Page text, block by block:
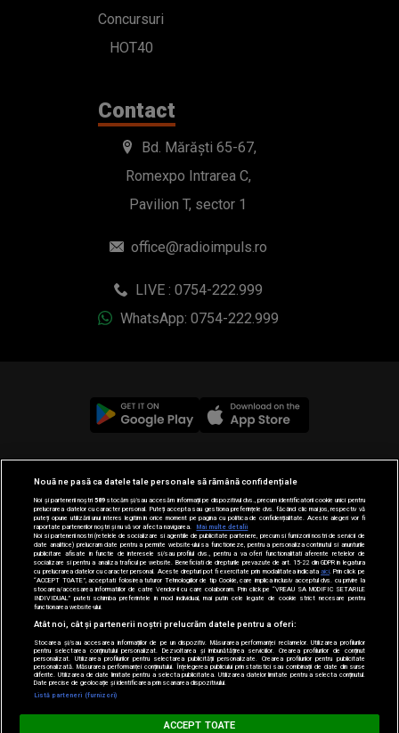
Concursuri
HOT40
Contact
Bd. Mărăști 65-67,
Romexpo Intrarea C,
Pavilion T, sector 1
office@radioimpuls.ro
LIVE : 0754-222.999
WhatsApp: 0754-222.999
© 2019-2026 DOGAN MEDIA INTERNATIONAL SA, Toate
drepturile rezervate.
Loading... MUSIC NON STOP
Nouă ne pasă ca datele tale personale să rămână confidențiale
Noi și partenerii noștri589stocăm și/sau accesăm informații pe dispozitivul dvs., precum identificatorii cookie unici pentru
prelucrarea datelor cu caracter personal. Puteți accepta sau gestiona preferințele dvs. făcând clic mai jos, respectiv vă
puteți opune utilizării unui interes legitim în orice moment pe pagina cu politica de confidențialitate. Aceste alegeri vor fi
raportate partenerilor noștri și nu vă vor afecta navigarea.
Mai multe detalii
Noi si partenerii nostri (retelele de socializare si agentiile de publicitate partenere, precum si furnizorii nostri de servicii de
date analitice) prelucram date pentru a permite website-ului sa functioneze, pentru a personaliza continutul si anunturile
publicitare afisate in functie de interesele si/sau profilul dvs., pentru a va oferi functionalitati aferente retelelor de
socializare si pentru a analiza traficul pe website. Beneficiati de drepturile prevazute de art. 15-22 din GDPR in legatura
cu prelucrarea datelor cu caracter personal. Aceste drepturi pot fi exercitate prin modalitatea indicataaici . Prin click pe
“ACCEPT TOATE”, acceptati folosirea tuturor Tehnologiilor de tip Cookie, care implica inclusiv acceptul dvs. cu privire la
stocarea/accesarea informatiilor de catre Vendor-ii cu care colaboram. Prin click pe “VREAU SA MODIFIC SETARILE
INDIVIDUAL” puteti schimba preferintele in mod individual, mai putin cele legate de cookie strict necesare pentru
functionarea website-ului.
Atât noi, cât și partenerii noștri prelucrăm datele pentru a oferi:
Stocarea și/sau accesarea informațiilor de pe un dispozitiv. Măsurarea performanței reclamelor. Utilizarea profilurilor
pentru selectarea conținutului personalizat. Dezvoltarea și îmbunătățirea serviciilor. Crearea profilurilor de conținut
personalizat. Utilizarea profilurilor pentru selectarea publicității personalizate. Crearea profilurilor pentru publicitate
personalizată. Măsurarea performanței conținutului. Înțelegerea publicului prin statistici sau combinații de date din surse
diferite. Utilizarea de date limitate pentru a selecta publicitatea. Utilizarea datelor limitate pentru a selecta conținutul.
Date precise de geolocație și identificarea prin scanarea dispozitivului.
Listă parteneri (furnizori)
ACCEPT TOATE